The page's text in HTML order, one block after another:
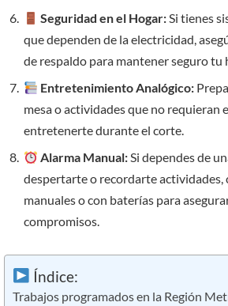
Seguridad en el Hogar:Si tienes
que dependen de la electricidad,
de respaldo para mantener seguro tu
Entretenimiento Analógico:
mesa o actividades que no requieran
entretenerte durante el corte.
Alarma Manual:Si dependes de
despertarte o recordarte actividades,
manuales o con baterías para
compromisos.
Índice:
Trabajos programados en la Región